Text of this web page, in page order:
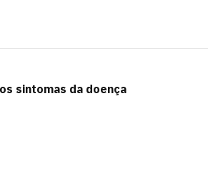
sintomas da doença